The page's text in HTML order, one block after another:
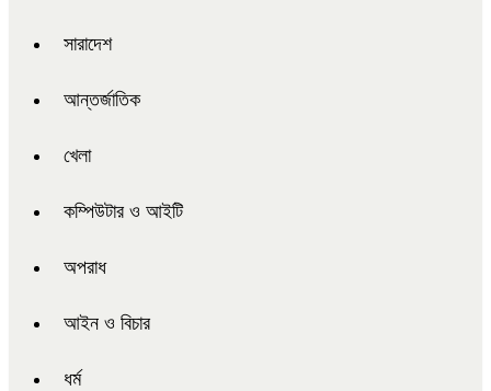
সারাদেশ
আন্তর্জাতিক
খেলা
কম্পিউটার ও আইটি
অপরাধ
আইন ও বিচার
ধর্ম